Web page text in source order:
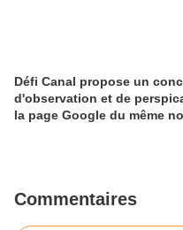
Défi Canal propose un
d'observation et de
la page Google du même
Commentaires